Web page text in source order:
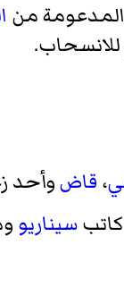
المدعومة من
للانسحاب.
، قاضوأحد
كاتبسيناريو